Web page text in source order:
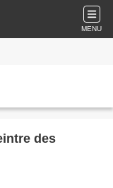
MENU
des